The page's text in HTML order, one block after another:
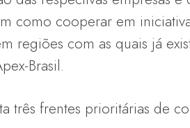
como cooperar em
regiões com as quais já
Brasil.
três frentes prioritárias de